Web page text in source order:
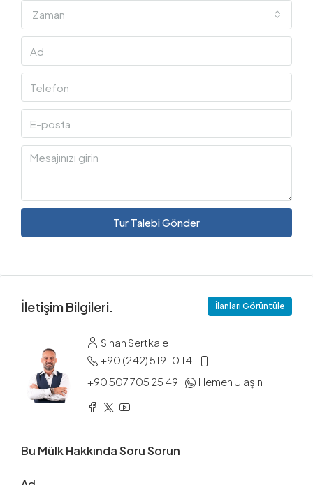
Zaman
Tur Talebi Gönder
İletişim Bilgileri. İlanları Görüntüle
Sinan Sertkale
+90 (242) 519 10 14
+90 507 705 25 49
Hemen Ulaşın
Bu Mülk Hakkında Soru Sorun